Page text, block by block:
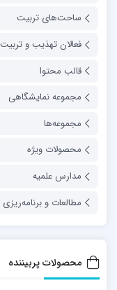
ساحت‌های تربیت
فعالان تهذیب و تربیت
قالب محتوا
مجموعه نمایشگاهی
مجموعه‌ها
محصولات ویژه
مدارس علمیه
مطالعات و برنامه‌ریزی
محصولات پربیننده